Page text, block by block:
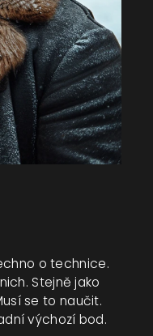
o technice.
Stejně jako
se to naučit.
výchozí bod.